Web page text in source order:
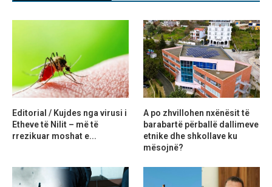
Editorial / Kujdes nga virusi i
Etheve të Nilit – më të
rrezikuar moshat e...
A po zhvillohen nxënësit të
barabartë përballë dallimeve
etnike dhe shkollave ku
mësojnë?